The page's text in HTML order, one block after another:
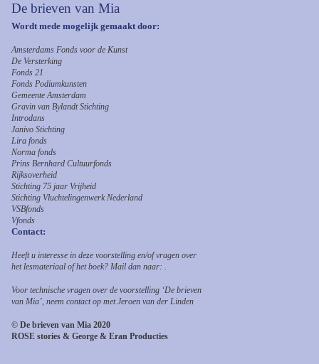
De brieven van Mia
Wordt mede mogelijk gemaakt door:
Amsterdams Fonds voor de Kunst
De Versterking
Fonds 21
Fonds Podiumkunsten
Gemeente Amsterdam
Gravin van Bylandt Stichting
Introdans
Janivo Stichting
Lira fonds
Norma fonds
Prins Bernhard Cultuurfonds
Rijksoverheid
Stichting 75 jaar Vrijheid
Stichting Vluchtelingenwerk Nederland
VSBfonds
Vfonds
Contact:
Heeft u interesse in deze voorstelling en/of vragen over
het lesmateriaal of het boek? Mail dan naar: .
Voor technische vragen over de voorstelling ‘De brieven
van Mia’, neem contact op met Jeroen van der Linden
© De brieven van Mia 2020
ROSE stories & George & Eran Producties